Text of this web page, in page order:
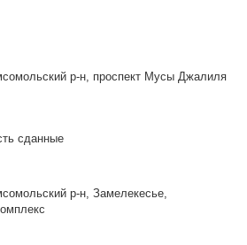
р-н, проспект Мусы Джалиля
сданные
р-н, Замелекесье,